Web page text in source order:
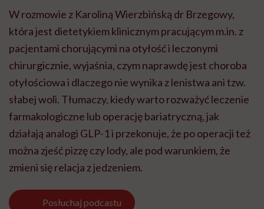
W rozmowie z Karoliną Wierzbińską dr Brzegowy,
która jest dietetykiem klinicznym pracującym m.in. z
pacjentami chorującymi na otyłość i leczonymi
chirurgicznie, wyjaśnia, czym naprawdę jest choroba
otyłościowa i dlaczego nie wynika z lenistwa ani tzw.
słabej woli. Tłumaczy, kiedy warto rozważyć leczenie
farmakologiczne lub operację bariatryczną, jak
działają analogi GLP-1 i przekonuje, że po operacji też
można zjeść pizzę czy lody, ale pod warunkiem, że
zmieni się relacja z jedzeniem.
Posłuchaj podcastu